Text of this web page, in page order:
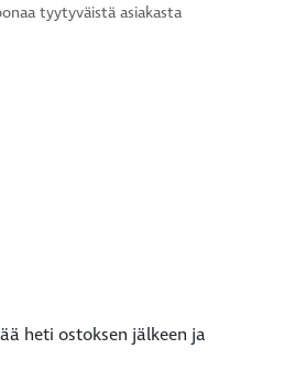
tyytyväistä asiakasta
heti ostoksen jälkeen ja